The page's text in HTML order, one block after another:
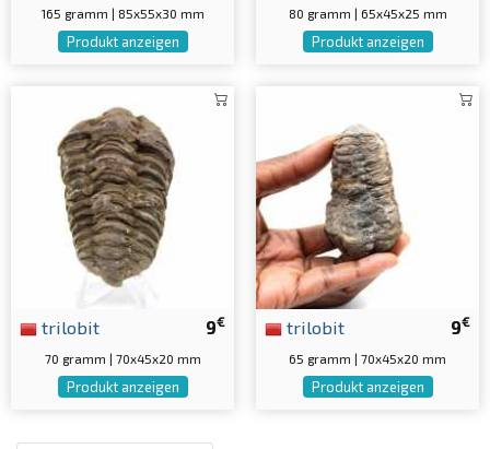
165 gramm | 85x55x30 mm
Produkt anzeigen
80 gramm | 65x45x25 mm
Produkt anzeigen
9€
trilobit
70 gramm | 70x45x20 mm
Produkt anzeigen
9€
trilobit
65 gramm | 70x45x20 mm
Produkt anzeigen